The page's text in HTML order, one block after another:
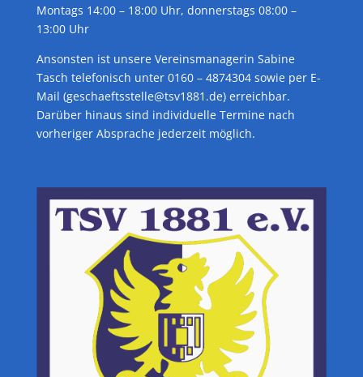
Montags 14:00 – 18:00 Uhr, donnerstags 08:00 –
13:00 Uhr
Ansonsten ist unsere Vereinsmanagerin Sabine
Tasch telefonisch unter 0160 – 4874304 sowie per E-
Mail (geschaeftsstelle@tsv1881.de) erreichbar.
Darüber hinaus sind individuelle Termine nach
vorheriger Absprache jederzeit möglich.